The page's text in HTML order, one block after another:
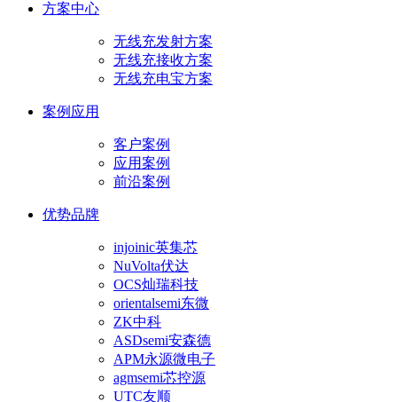
方案中心
无线充发射方案
无线充接收方案
无线充电宝方案
案例应用
客户案例
应用案例
前沿案例
优势品牌
injoinic英集芯
NuVolta伏达
OCS灿瑞科技
orientalsemi东微
ZK中科
ASDsemi安森德
APM永源微电子
agmsemi芯控源
UTC友顺